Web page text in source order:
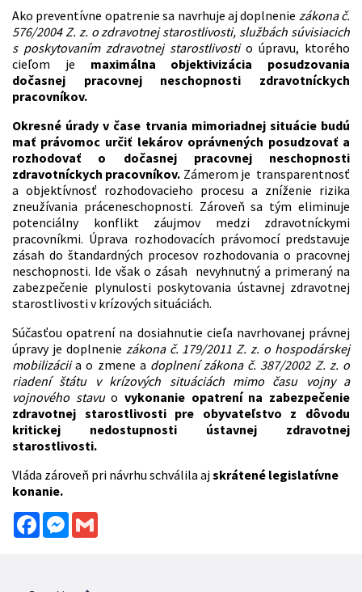
Ako preventívne opatrenie sa navrhuje aj doplnenie zákona č.
576/2004 Z. z. o zdravotnej starostlivosti, službách súvisiacich
s poskytovaním zdravotnej starostlivosti o úpravu, ktorého
cieľom je maximálna objektivizácia posudzovania
dočasnej pracovnej neschopnosti zdravotníckych
pracovníkov.
Okresné úrady v čase trvania mimoriadnej situácie budú
mať právomoc určiť lekárov oprávnených posudzovať a
rozhodovať o dočasnej pracovnej neschopnosti
zdravotníckych pracovníkov. Zámerom je transparentnosť
a objektívnosť rozhodovacieho procesu a zníženie rizika
zneužívania práceneschopnosti. Zároveň sa tým eliminuje
potenciálny konflikt záujmov medzi zdravotníckymi
pracovníkmi. Úprava rozhodovacích právomocí predstavuje
zásah do štandardných procesov rozhodovania o pracovnej
neschopnosti. Ide však o zásah nevyhnutný a primeraný na
zabezpečenie plynulosti poskytovania ústavnej zdravotnej
starostlivosti v krízových situáciách.
Súčasťou opatrení na dosiahnutie cieľa navrhovanej právnej
úpravy je doplnenie zákona č. 179/2011 Z. z. o hospodárskej
mobilizáciia o zmene a doplnení zákona č. 387/2002 Z. z. o
riadení štátu v krízových situáciách mimo času vojny a
vojnového stavuovykonanie opatrení na zabezpečenie
zdravotnej starostlivosti pre obyvateľstvo z dôvodu
kritickej nedostupnosti ústavnej zdravotnej
starostlivosti.
Vláda zároveň pri návrhu schválila ajskrátené legislatívne
konanie.
FacebookMessenger